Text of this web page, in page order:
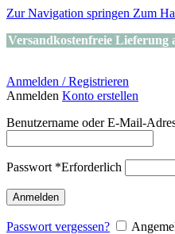
Zur Navigation springen Zum
Versandkostenfreie Lieferung
Anmelden / Registrieren
Anmelden Konto erstellen
Benutzername oder E-Mail-
Passwort *Erforderlich
Anmelden
Passwort vergessen?